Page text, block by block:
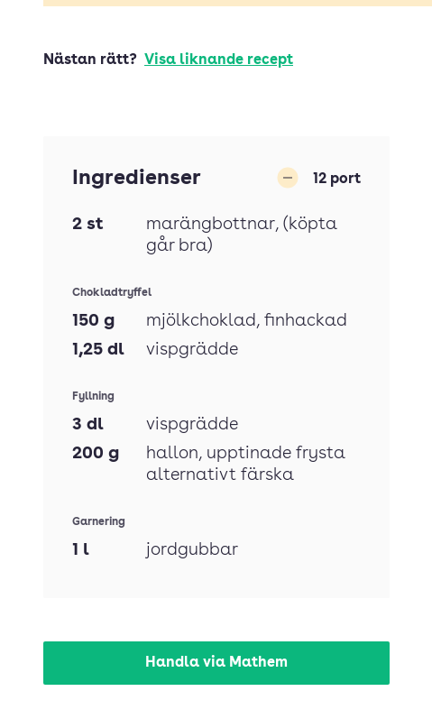
Nästan rätt? Visa liknande recept
Ingredienser 12 port
2 st marängbottnar, (köpta
går bra)
Chokladtryffel
150 g mjölkchoklad, finhackad
1,25 dl vispgrädde
Fyllning
3 dl
vispgrädde
200 g hallon, upptinade frysta
alternativt färska
Garnering
1 l jordgubbar
Handla via Mathem